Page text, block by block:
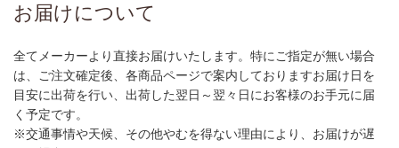
お届けについて
全てメーカーより直接お届けいたします。特にご指定が無い場合
は、ご注文確定後、各商品ページで案内しておりますお届け日を
目安に出荷を行い、出荷した翌日～翌々日にお客様のお手元に届
く予定です。
※交通事情や天候、その他やむを得ない理由により、お届けが遅